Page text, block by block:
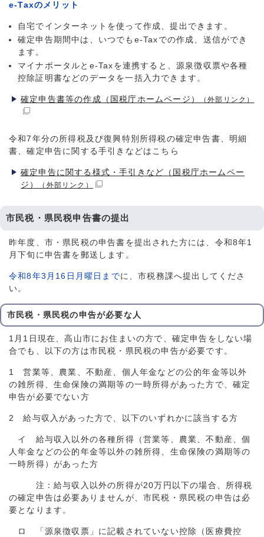
e-Taxのメリット
自宅でインターネットを使って作成、提出できます。
確定申告期間中は、いつでもe-Taxでの作成、送信ができ
ます。
マイナポータルとe-Taxを連携すると、源泉徴収票や各種
控除証明書などのデータを一括入力できます。
確定申告書等の作成（国税庁ホームページ） （外部リンク）
令和7年分の所得税及び復興特別所得税の確定申告書、明細
書、確定申告に関する手引きなどはこちら
確定申告に関する様式・手引きなど（国税庁ホームペー
ジ）
（外部リンク）
市民税・県民税申告書の提出
昨年度、市・県民税の申告書を提出された方には、令和8年1
月下旬に申告書を郵送します。
令和8年3月16日月曜日までに、市税務課へ提出してくださ
い。
市民税・県民税の申告が必要な人
1月1日現在、高山市にお住まいの方で、確定申告をしない場
合でも、以下の方は市民税・県民税の申告が必要です。
1 営業等、農業、不動産、個人年金などの公的年金等以外
の雑所得、生命保険の満期等の一時所得があった方で、確定
申告が必要でない方
2 給与収入があった方で、以下のいずれかに該当する方
イ 給与収入以外の各種所得（営業等、農業、不動産、個
人年金などの公的年金等以外の雑所得、生命保険の満期等の
一時所得）があった方
注：給与収入以外の所得が20万円以下の場合、所得税
の確定申告は必要ありませんが、市民税・県民税の申告は必
要となります。
ロ 「源泉徴収票」に記載されていない控除（医療費控